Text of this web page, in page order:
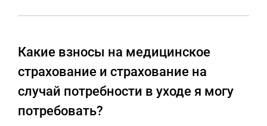
Какие взносы на медицинское
страхование и страхование на
случай потребности в уходе я могу
потребовать?